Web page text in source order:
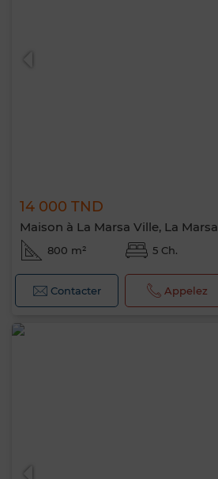
14 000 TND
Maison à La Marsa Ville, La Marsa
800 m² 5 Ch.
Contacter Appelez